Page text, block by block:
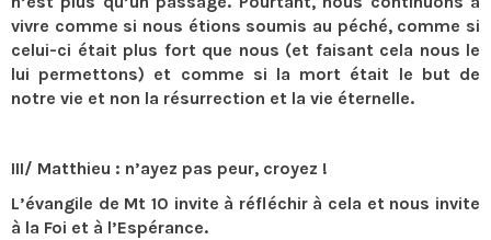
vivre comme si nous étions soumis au péché, comme si
celui-ci était plus fort que nous (et faisant cela nous le
lui permettons) et comme si la mort était le but de
notre vie et non la résurrection et la vie éternelle.
III/ Matthieu : n’ayez pas peur, croyez !
L’évangile de Mt 10 invite à réfléchir à cela et nous invite
à la Foi et à l’Espérance.